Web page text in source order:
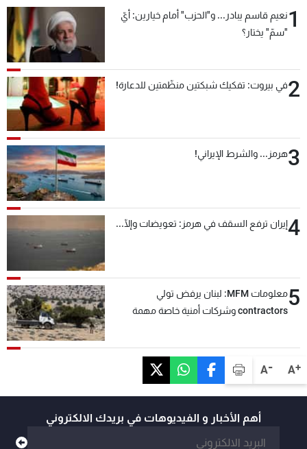
A+
A-
1نعيم قاسم يبادر... و"الحزب" أمام خيارين: أيّ
"سمّ" يختار؟
2في بيروت: تفكيك شبكتين منظّمتين للدعارة!
3هرمز... والشرط الإيراني!
4إيران ترفع السقف في هرمز: تعويضات وإلّا...
5
معلومات MFM: لبنان يرفض تولي
contractors وشركات أمنية خاصة مهمة
أهم الأخبار و الفيديوهات في بريدك الالكتروني